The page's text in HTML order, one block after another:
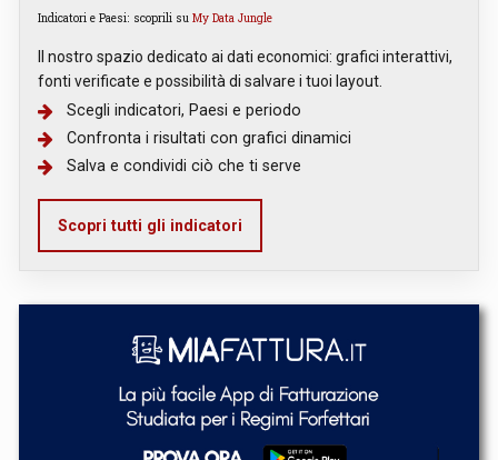
Indicatori e Paesi: scoprili su My Data Jungle
Il nostro spazio dedicato ai dati economici: grafici interattivi,
fonti verificate e possibilità di salvare i tuoi layout.
Scegli indicatori, Paesi e periodo
Confronta i risultati con grafici dinamici
Salva e condividi ciò che ti serve
Scopri tutti gli indicatori